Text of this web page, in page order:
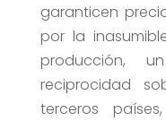
garanticen
por la
producción,
reciprocidad
terceros